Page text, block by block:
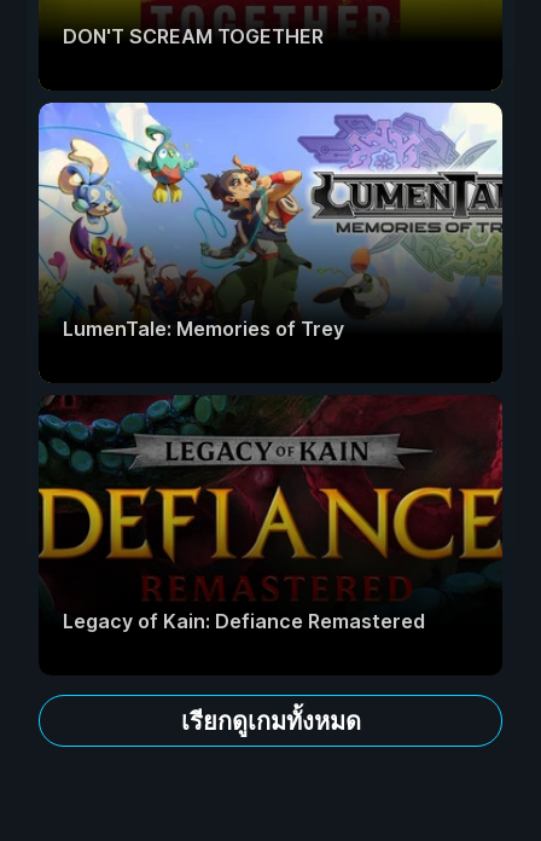
DON'T SCREAM TOGETHER
LumenTale: Memories of Trey
Legacy of Kain: Defiance Remastered
เรียกดูเกมทั้งหมด